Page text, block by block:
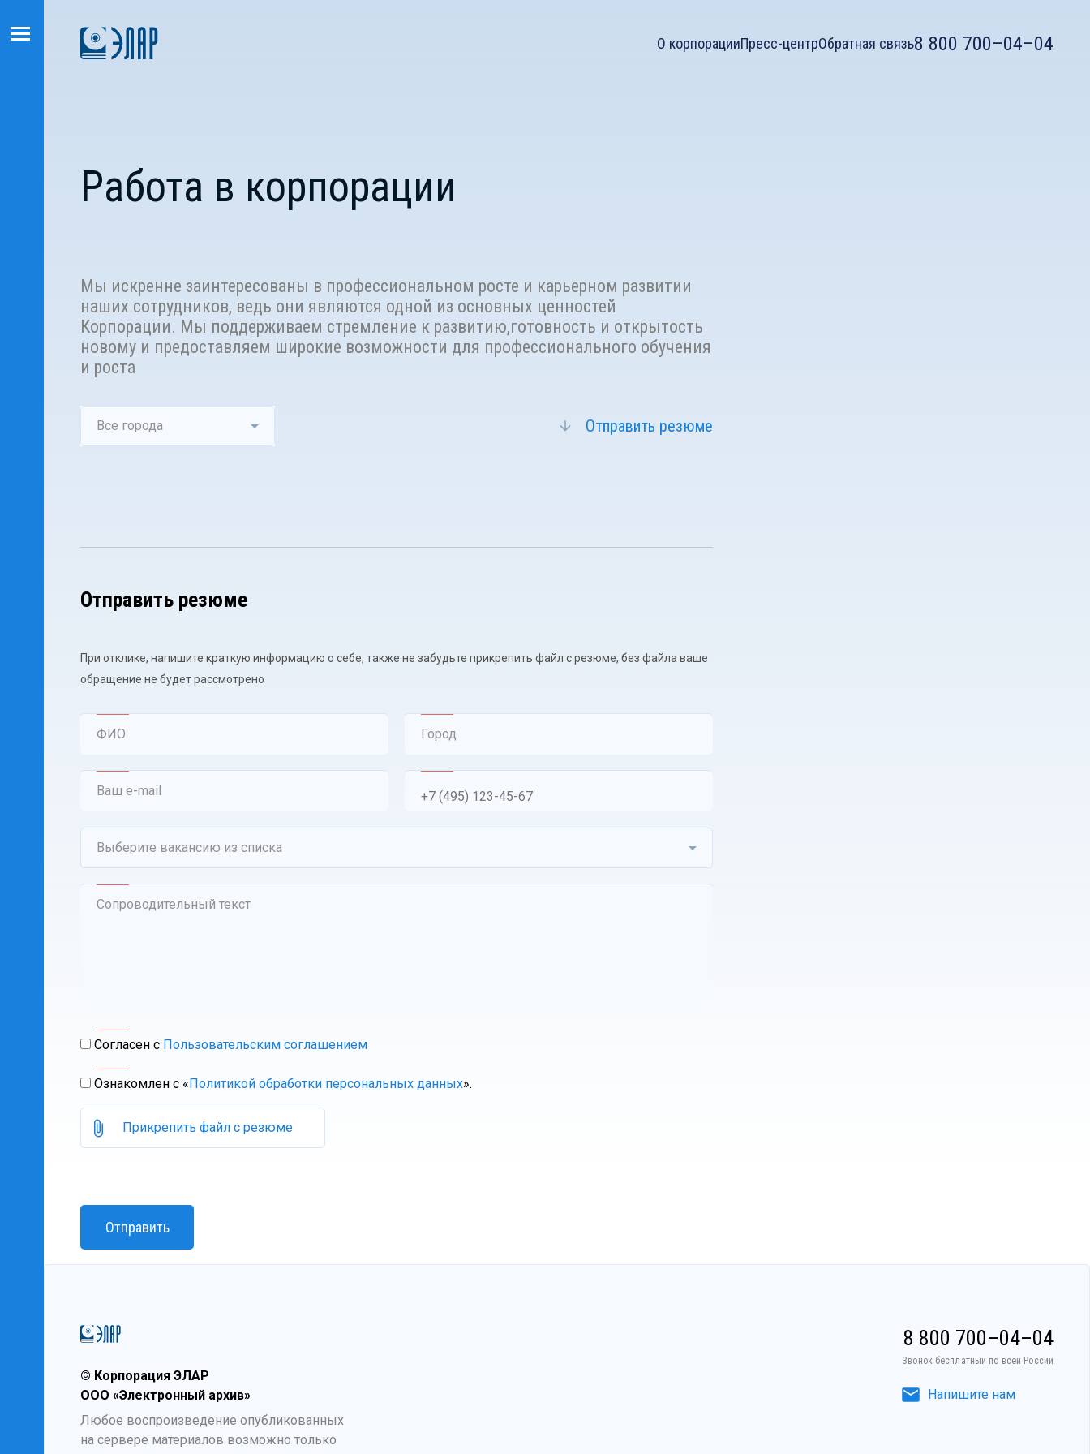
О корпорацииПресс-центрОбратная связь8 800 700–04–04
Работа в корпорации
Мы искренне заинтересованы в профессиональном росте и карьерном развитии
наших сотрудников, ведь они являются одной из основных ценностей
Корпорации. Мы поддерживаем стремление к развитию,готовность и открытость
новому и предоставляем широкие возможности для профессионального обучения
и роста
Все города Отправить резюме
Отправить резюме
ФИО Город
Ваш e-mail
Выберите вакансию из списка
Сопроводительный текст
Согласен с Пользовательским соглашением
Ознакомлен с «Политикой обработки персональных данных».
Прикрепить файл с резюме
При отклике, напишите краткую информацию о себе, также не забудьте прикрепить файл с резюме, без файла ваше
обращение не будет рассмотрено
© Корпорация ЭЛАР
ООО «Электронный архив»
Любое воспроизведение опубликованных
на сервере материалов возможно только
8 800 700–04–04
Звонок бесплатный по всей России
Напишите нам